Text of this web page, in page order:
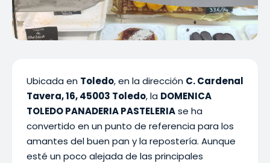
Ubicada en Toledo, en la dirección C. Cardenal
Tavera, 16, 45003 Toledo, la DOMENICA
TOLEDO PANADERIA PASTELERIAse ha
convertido en un punto de referencia para los
amantes del buen pan y la repostería. Aunque
esté un poco alejada de las principales